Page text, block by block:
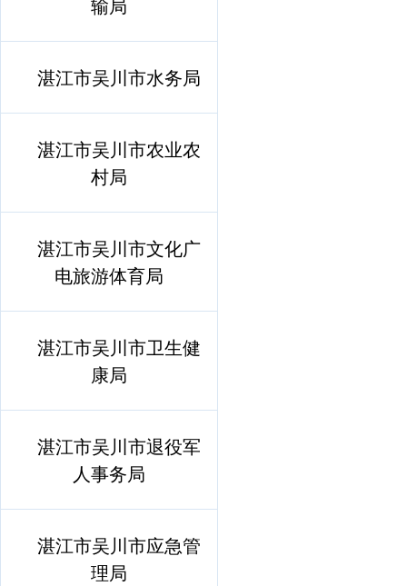
湛江市吴川市水务局
湛江市吴川市农业农
村局
湛江市吴川市文化广
电旅游体育局
湛江市吴川市卫生健
康局
湛江市吴川市退役军
人事务局
湛江市吴川市应急管
理局